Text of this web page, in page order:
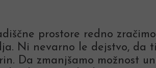
prostore redno
Ni nevarno le dejstvo, da
Da zmanjšamo možnost